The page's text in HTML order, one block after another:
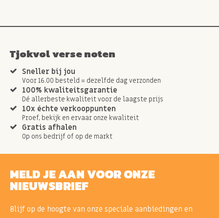
Tjokvol verse noten
Sneller bij jou
Voor 16.00 besteld = dezelfde dag verzonden
100% kwaliteitsgarantie
Dé allerbeste kwaliteit voor de laagste prijs
10x échte verkooppunten
Proef, bekijk en ervaar onze kwaliteit
Gratis afhalen
Op ons bedrijf of op de markt
MELD JE AAN VOOR ONZE
NIEUWSBRIEF
Blijf op de hoogte van onze speciale aanbiedingen en